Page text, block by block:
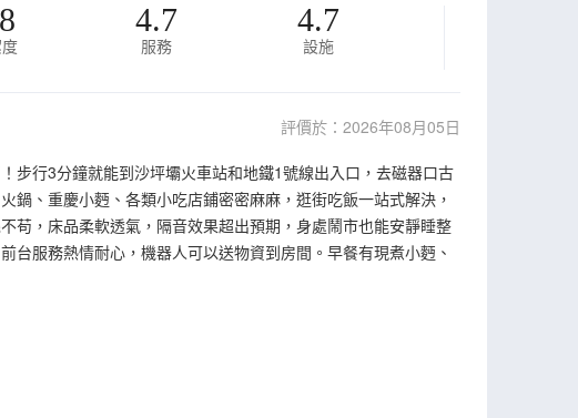
4.7
服務
4.7
設施
評價於：2026年08月05日
步行3分鐘就能到沙坪壩火車站和地鐵1號線出入口，去磁器口古
、重慶小麪、各類小吃店鋪密密麻麻，逛街吃飯一站式解決，
苟，床品柔軟透氣，隔音效果超出預期，身處鬧市也能安靜睡整
服務熱情耐心，機器人可以送物資到房間。早餐有現煮小麪、